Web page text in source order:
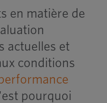
en matière de
actuelles et
conditions
pourquoi